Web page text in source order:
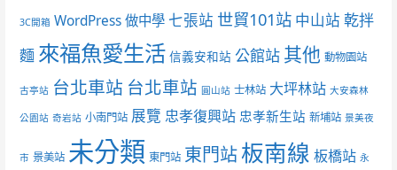
3C開箱 WordPress 做中學 七張站 世貿101站 中山站 乾拌
麵 來福魚愛生活 信義安和站 公館站 其他 動物園站
古亭站 台北車站 台北車站 圓山站 士林站 大坪林站 大安森林
公園站 奇岩站 小南門站 展覽 忠孝復興站 忠孝新生站 新埔站 景美夜
市 景美站 未分類 東門站 東門站板南線 板橋站 永